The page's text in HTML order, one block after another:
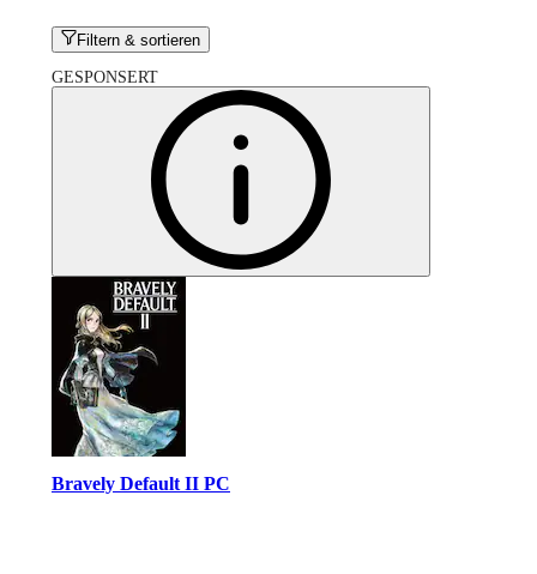
Filtern & sortieren
GESPONSERT
Bravely Default II PC